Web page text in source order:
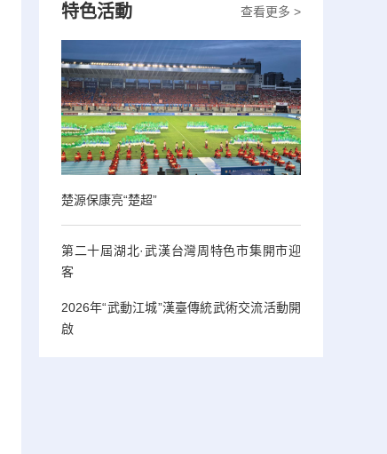
查看更多 >
特色活動
楚源保康亮“楚超”
第二十屆湖北·武漢台灣周特色市集開市迎
客
2026年“武動江城”漢臺傳統武術交流活動開
啟